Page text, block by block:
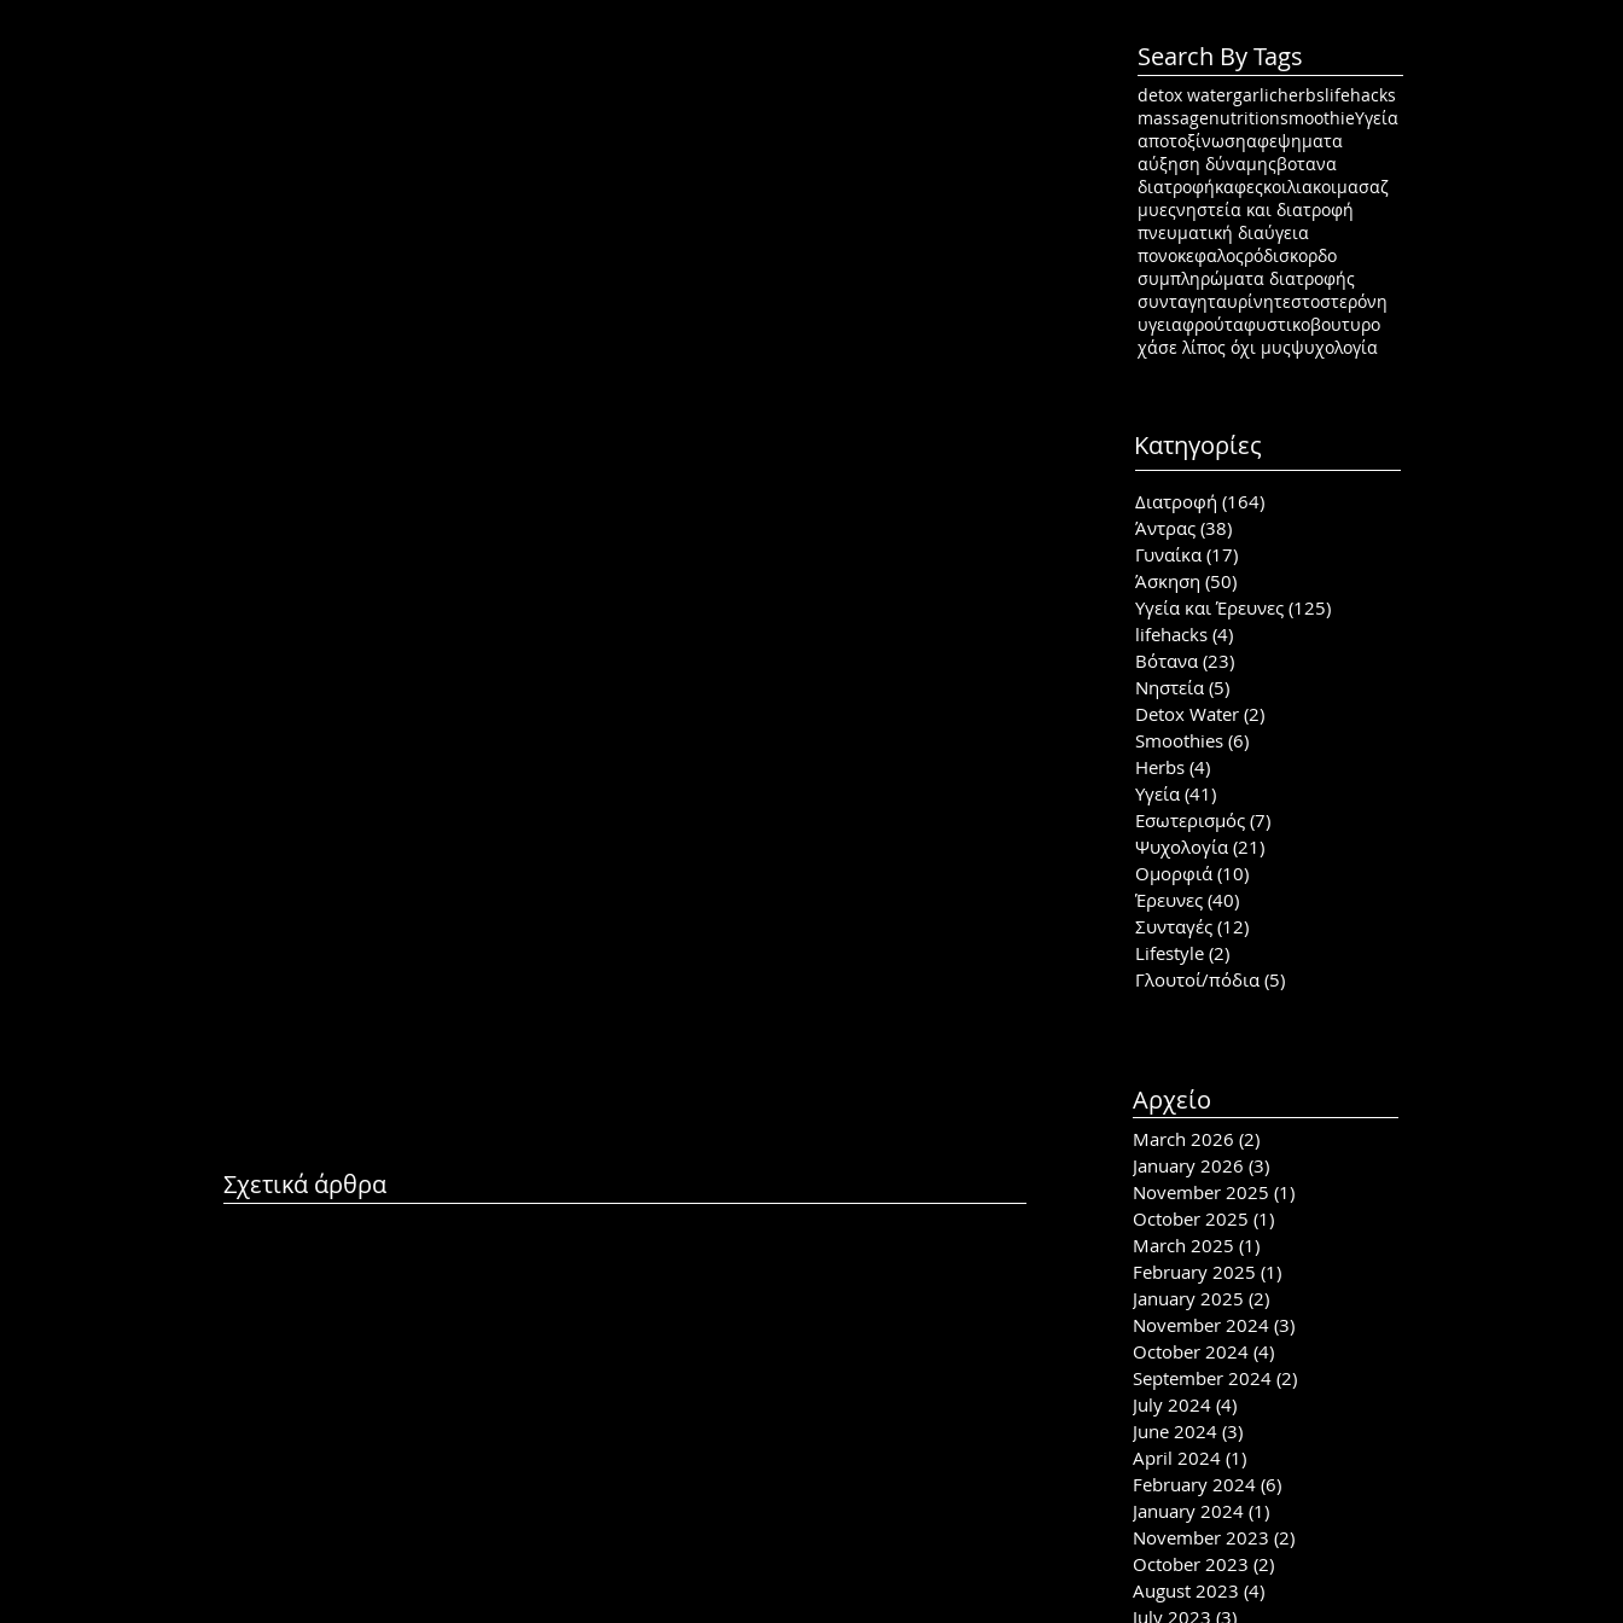
Search By Tags
detox watergarlicherbslifehacks
massagenutritionsmoothieΥγεία
αποτοξίνωσηαφεψηματα
αύξηση δύναμηςβοτανα
διατροφήκαφεςκοιλιακοιμασαζ
μυεςνηστεία και διατροφή
πνευματική διαύγεια
πονοκεφαλοςρόδισκορδο
συμπληρώματα διατροφής
συνταγηταυρίνητεστοστερόνη
υγειαφρούταφυστικοβουτυρο
χάσε λίπος όχι μυςψυχολογία
Κατηγορίες
Διατροφή (164)
Άντρας (38)
Γυναίκα (17)
Άσκηση (50)
Υγεία και Έρευνες (125)
lifehacks (4)
Βότανα (23)
Νηστεία (5)
Detox Water (2)
Smoothies (6)
Herbs (4)
Υγεία (41)
Εσωτερισμός (7)
Ψυχολογία (21)
Ομορφιά (10)
Έρευνες (40)
Συνταγές (12)
Lifestyle (2)
Γλουτοί/πόδια (5)
Αρχείο
Σχετικά άρθρα
March 2026 (2)
January 2026 (3)
November 2025 (1)
October 2025 (1)
March 2025 (1)
February 2025 (1)
January 2025 (2)
November 2024 (3)
October 2024 (4)
September 2024 (2)
July 2024 (4)
June 2024 (3)
April 2024 (1)
February 2024 (6)
January 2024 (1)
November 2023 (2)
October 2023 (2)
August 2023 (4)
July 2023 (3)